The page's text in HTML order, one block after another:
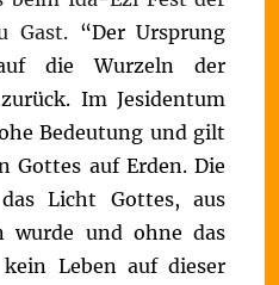
Gast. “Der Ursprung
die Wurzeln der
Im Jesidentum
Bedeutung und gilt
Gottes auf Erden. Die
Licht Gottes, aus
wurde und ohne das
Leben auf dieser